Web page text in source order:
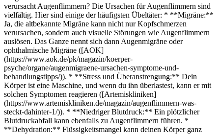
verursacht Augenflimmern? Die Ursachen für Augenflimmern sind
vielfältig. Hier sind einige der häufigsten Übeltäter: * **Migräne:**
Ja, die altbekannte Migräne kann nicht nur Kopfschmerzen
verursachen, sondern auch visuelle Störungen wie Augenflimmern
auslösen. Das Ganze nennt sich dann Augenmigräne oder
ophthalmische Migräne ([AOK]
(https://www.aok.de/pk/magazin/koerper-
psyche/organe/augenmigraene-ursachen-symptome-und-
behandlungstipps/)). * **Stress und Überanstrengung:** Dein
Körper ist eine Maschine, und wenn du ihn überlastest, kann er mit
solchen Symptomen reagieren ([Artemiskliniken]
(https://www.artemiskliniken.de/magazin/augenflimmern-was-
steckt-dahinter-1/)). * **Niedriger Blutdruck:** Ein plötzlicher
Blutdruckabfall kann ebenfalls zu Augenflimmern führen. *
**Dehydration:** Flüssigkeitsmangel kann deinen Körper ganz